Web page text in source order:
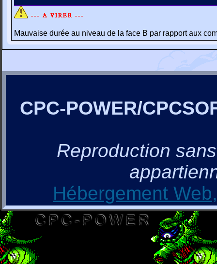
Mauvaise durée au niveau de la face B par rapport aux
CPC-POWER/
Reproduction
Hébergement